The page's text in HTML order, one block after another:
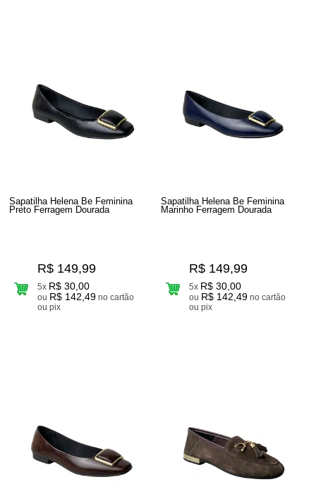
Sapatilha Helena Be Feminina
Preto Ferragem Dourada
R$ 149,99
5x R$ 30,00
ou R$ 142,49 no cartão
ou pix
Sapatilha Helena Be Feminina
Marinho Ferragem Dourada
R$ 149,99
5x R$ 30,00
ou R$ 142,49 no cartão
ou pix